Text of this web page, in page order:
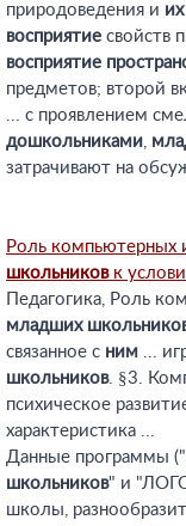
природоведения и их
восприятие свойств
восприятие
предметов; второй
... с проявлением
дошкольниками,
затрачивают на
Роль компьютерных
школьниковк
Педагогика, Роль
младших
связанное с ним ...
школьников. §3.
психическое
характеристика ...
Данные программы
школьников" и
школы,